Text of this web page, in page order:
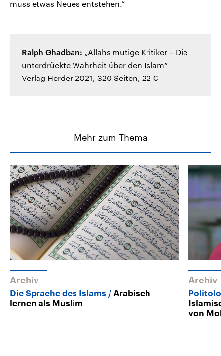
muss etwas Neues entstehen.“
Ralph Ghadban: „Allahs mutige Kritiker – Die
unterdrückte Wahrheit über den Islam“
Verlag Herder 2021, 320 Seiten, 22 €
Mehr zum Thema
Archiv
Die Sprache des Islams
Arabisch
lernen als Muslim
Archiv
von